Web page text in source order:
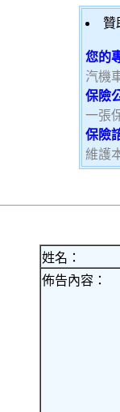
您的
汽機
保險
一張
保險
維護
姓名：
佈告內容：